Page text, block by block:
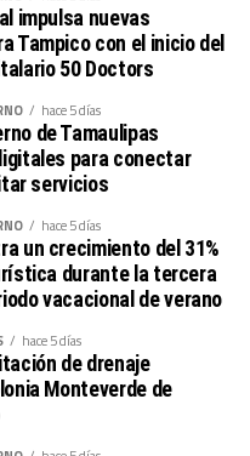
impulsa nuevas
Tampico con el inicio del
50 Doctors
hace 5 días
de Tamaulipas
para conectar
servicios
hace 5 días
un crecimiento del 31%
durante la tercera
vacacional de verano
hace 5 días
de drenaje
Monteverde de